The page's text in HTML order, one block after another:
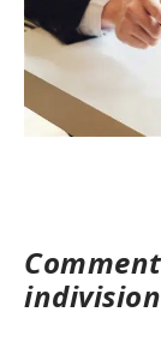
indivision